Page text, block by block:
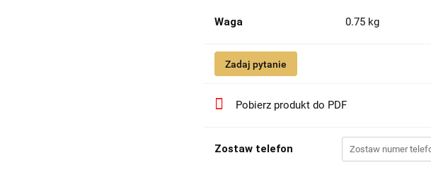
Waga 0.75 kg
Zadaj pytanie
Pobierz produkt do PDF
Zostaw telefon